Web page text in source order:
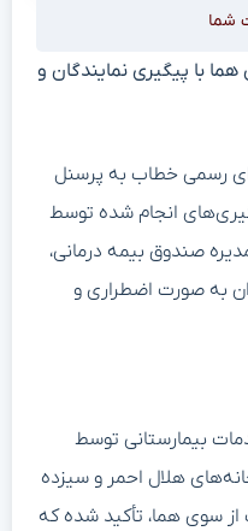
شما
با پیگیری نمایندگان و
رسمی خطاب به پرسنل
انجام شده توسط
صندوق بیمه درمانی،
به صورت اضطراری و
بیمارستانی توسط
هلال احمر و سیزده
از سوی هما، تأکید شده که